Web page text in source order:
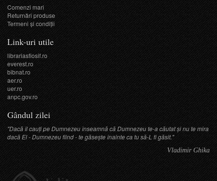
Comenzi mari
Returnări produse
Termeni şi condiţii
Link-uri utile
librariasfiosif.ro
everest.ro
bibnat.ro
aer.ro
uer.ro
anpc.gov.ro
Gândul zilei
"Dacă îl cauți pe Dumnezeu înseamnă că Dumnezeu te-a căutat și nu te mira
dacă El - Dumnezeu fiind - te găsește înainte ca tu să-L fi găsit."
Vladimir Ghika